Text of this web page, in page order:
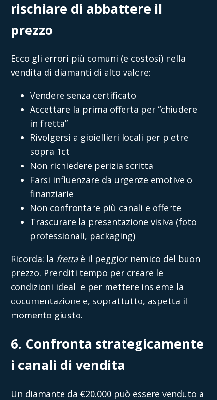
rischiare di abbattere il
prezzo
Ecco gli errori più comuni (e costosi) nella
vendita di diamanti di alto valore:
Vendere senza certificato
Accettare la prima offerta per “chiudere
in fretta”
Rivolgersi a gioiellieri locali per pietre
sopra 1ct
Non richiedere perizia scritta
Farsi influenzare da urgenze emotive o
finanziarie
Non confrontare più canali e offerte
Trascurare la presentazione visiva (foto
professionali, packaging)
Ricorda: la frettaè il peggior nemico del buon
prezzo. Prenditi tempo per creare le
condizioni ideali e per mettere insieme la
documentazione e, soprattutto, aspetta il
momento giusto.
6. Confronta strategicamente
i canali di vendita
Un diamante da €20.000 può essere venduto a